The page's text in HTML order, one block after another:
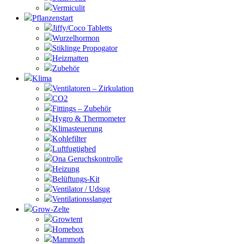
Vermiculit
Pflanzenstart
Jiffy/Coco Tabletts
Wurzelhormon
Stiklinge Propogator
Heizmatten
Zubehör
Klima
Ventilatoren – Zirkulation
CO2
Fittings – Zubehör
Hygro & Thermometer
Klimasteuerung
Kohlefilter
Luftfugtighed
Ona Geruchskontrolle
Heizung
Belüftungs-Kit
Ventilator / Udsug
Ventilationsslanger
Grow-Zelte
Growtent
Homebox
Mammoth